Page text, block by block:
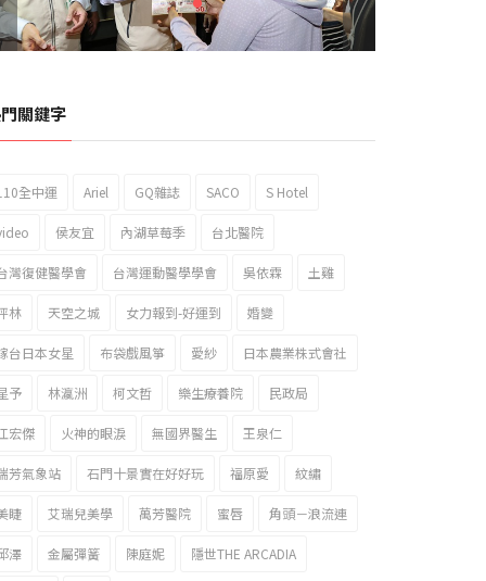
關鍵字
全中運 Ariel GQ雜誌 SACO S Hotel
侯友宜 內湖草莓季 台北醫院
灣復健醫學會 台灣運動醫學學會 吳依霖 土雞
林 天空之城 女力報到-好運到 婚變
台日本女星 布袋戲風箏 愛紗 日本農業株式會社
予 林瀛洲 柯文哲 樂生療養院 民政局
宏傑 火神的眼淚 無國界醫生 王泉仁
芳氣象站 石門十景實在好好玩 福原愛 紋繡
睫 艾瑞兒美學 萬芳醫院 蜜唇 角頭－浪流連
澤 金屬彈簧 陳庭妮 隱世THE ARCADIA